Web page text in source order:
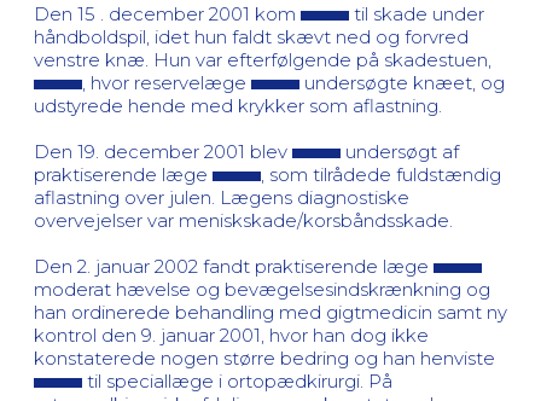
Den 15 . december 2001 kom
til skade under
håndboldspil, idet hun faldt skævt ned og forvred
venstre knæ. Hun var efterfølgende på skadestuen,
, hvor reservelæge
undersøgte knæet, og
udstyrede hende med krykker som aflastning.
Den 19. december 2001 blev
undersøgt af
praktiserende læge
, som tilrådede fuldstændig
aflastning over julen. Lægens diagnostiske
overvejelser var meniskskade/korsbåndsskade.
Den 2. januar 2002 fandt praktiserende læge
moderat hævelse og bevægelsesindskrænkning og
han ordinerede behandling med gigtmedicin samt ny
kontrol den 9. januar 2001, hvor han dog ikke
konstaterede nogen større bedring og han henviste
til speciallæge i ortopædkirurgi. På